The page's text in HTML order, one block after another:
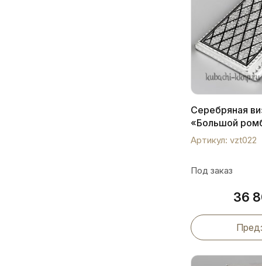
Серебряная
«Большой
Артикул: vzt022
Под заказ
36